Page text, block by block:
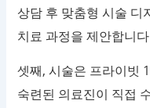
상담 후 맞춤형 시술 디
치료 과정을 제안합니
셋째, 시술은 프라이빗
숙련된 의료진이 직접